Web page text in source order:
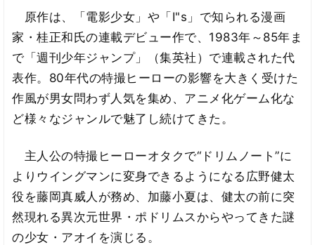
原作は、「電影少女」や「I"s」で知られる漫画
家・桂正和氏の連載デビュー作で、1983年～85年ま
で「週刊少年ジャンプ」（集英社）で連載された代
表作。80年代の特撮ヒーローの影響を大きく受けた
作風が男女問わず人気を集め、アニメ化ゲーム化な
ど様々なジャンルで魅了し続けてきた。
主人公の特撮ヒーローオタクで“ドリムノート”に
よりウイングマンに変身できるようになる広野健太
役を藤岡真威人が務め、加藤小夏は、健太の前に突
然現れる異次元世界・ポドリムスからやってきた謎
の少女・アオイを演じる。